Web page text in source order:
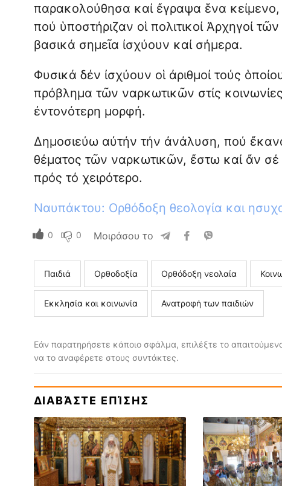
παρακολούθησα καί ἔγραψα ἕνα κείμενο,
πού ὑποστήριζαν οἱ πολιτικοί Ἀρχηγοί
βασικά σημεῖα ἰσχύουν καί σήμερα.
Φυσικά δέν ἰσχύουν οἱ ἀριθμοί τούς
πρόβλημα τῶν ναρκωτικῶν στίς
ἐντονότερη μορφή.
Δημοσιεύω αὐτήν τήν ἀνάλυση, πού ἔκανα
θέματος τῶν ναρκωτικῶν, ἔστω καί ἄν σέ
πρός τό χειρότερο.
Ναυπάκτου: Oρθόδοξη θεολογία και
0 0 Μοιράσου το
Παιδιά Ορθοδοξία Ορθόδοξη νεολαία
Εκκλησία και κοινωνία Ανατροφή των παιδιών
Εάν παρατηρήσετε κάποιο σφάλμα, επιλέξτε το
να το αναφέρετε στους συντάκτες.
ΔΙΑΒΆΣΤΕ ΕΠΊΣΗΣ